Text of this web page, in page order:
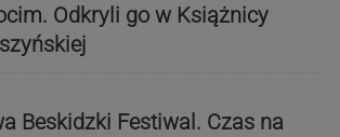
Odkryli go w Książnicy
Beskidzki Festiwal. Czas na